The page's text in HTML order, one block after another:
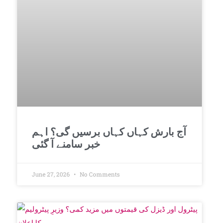
آج بارش کہاں کہاں برسیں گی؟ اہم
خبر سامنے آ گئی
June 27, 2026 No Comments